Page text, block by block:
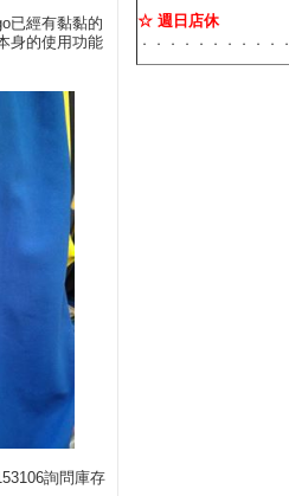
已經有黏黏的
身的使用功能
詢問庫存
☆ 週日店休
．．．．．．．．．．